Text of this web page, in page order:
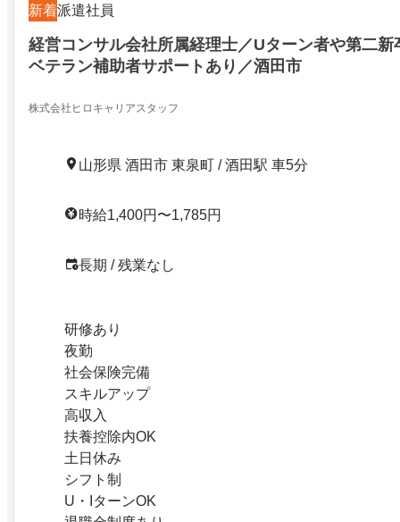
新着派遣社員
経営コンサル会社所属経理士／Uターン者や第二新
ベテラン補助者サポートあり／酒田市
株式会社ヒロキャリアスタッフ
山形県 酒田市 東泉町 / 酒田駅 車5分
時給1,400円〜1,785円
長期 / 残業なし
研修あり
夜勤
社会保険完備
スキルアップ
高収入
扶養控除内OK
土日休み
シフト制
U・IターンOK